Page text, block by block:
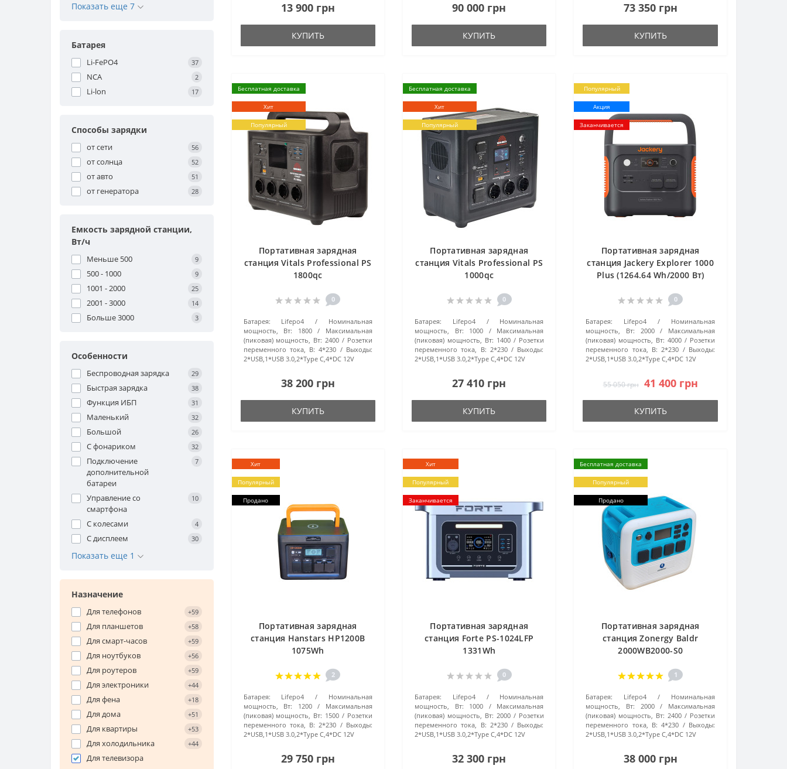
Показать еще 7
Батарея
Li-FePO4 37
NCA 2
Li-lon 17
Способы зарядки
от сети 56
от солнца 52
от авто 51
от генератора 28
Емкость зарядной станции,
Вт/ч
Меньше 500 9
500 - 1000 9
1001 - 2000 25
2001 - 3000 14
Больше 3000 3
Особенности
Беспроводная зарядка 29
Быстрая зарядка 38
Функция ИБП 31
Маленький 32
Большой 26
С фонариком 32
Подключение
дополнительной
батареи
7
Управление со
смартфона
10
С колесами 4
С дисплеем 30
Показать еще 1
Назначение
Для телефонов +59
Для планшетов +58
Для смарт-часов +59
Для ноутбуков +56
Для роутеров +59
Для электроники +44
Для фена +18
Для дома +51
Для квартиры +53
Для холодильника +44
Для телевизора
13 900 грн
КУПИТЬ
90 000 грн
КУПИТЬ
73 350 грн
КУПИТЬ
Бесплатная доставка
Хит
Популярный
Портативная зарядная
станция Vitals Professional PS
1800qc
0
Батарея: Lifepo4
Номинальная
мощность, Вт:
1800
Максимальная
(пиковая) мощность, Вт: 2400
Розетки
переменного тока, В: 4*230
Выходы:
2*USB,1*USB 3.0,2*Type C,4*DC 12V
38 200 грн
КУПИТЬ
Бесплатная доставка
Хит
Популярный
Портативная зарядная
станция Vitals Professional PS
1000qc
0
Батарея: Lifepo4
Номинальная
мощность, Вт:
1000
Максимальная
(пиковая) мощность, Вт: 1400
Розетки
переменного тока, В: 2*230
Выходы:
2*USB,1*USB 3.0,2*Type C,4*DC 12V
27 410 грн
КУПИТЬ
Популярный
Акция
Заканчивается
Портативная зарядная
станция Jackery Explorer 1000
Plus (1264.64 Wh/2000 Вт)
0
Батарея: Lifepo4
Номинальная
мощность, Вт:
2000
Максимальная
(пиковая) мощность, Вт: 4000
Розетки
переменного тока, В: 2*230
Выходы:
2*USB,1*USB 3.0,2*Type C,4*DC 12V
55 050 грн 41 400 грн
КУПИТЬ
Хит
Популярный
Продано
Портативная зарядная
станция Hanstars HP1200B
1075Wh
2
Батарея: Lifepo4
Номинальная
мощность, Вт:
1200
Максимальная
(пиковая) мощность, Вт: 1500
Розетки
переменного тока, В: 2*230
Выходы:
2*USB,1*USB 3.0,2*Type C,4*DC 12V
29 750 грн
Хит
Популярный
Заканчивается
Портативная зарядная
станция Forte PS-1024LFP
1331Wh
0
Батарея: Lifepo4
Номинальная
мощность, Вт:
1000
Максимальная
(пиковая) мощность, Вт: 2000
Розетки
переменного тока, В: 2*230
Выходы:
2*USB,1*USB 3.0,2*Type C,4*DC 12V
32 300 грн
Бесплатная доставка
Популярный
Продано
Портативная зарядная
станция Zonergy Baldr
2000WB2000-S0
1
Батарея: Lifepo4
Номинальная
мощность, Вт:
2000
Максимальная
(пиковая) мощность, Вт: 2400
Розетки
переменного тока, В: 4*230
Выходы:
2*USB,1*USB 3.0,2*Type C,4*DC 12V
38 000 грн